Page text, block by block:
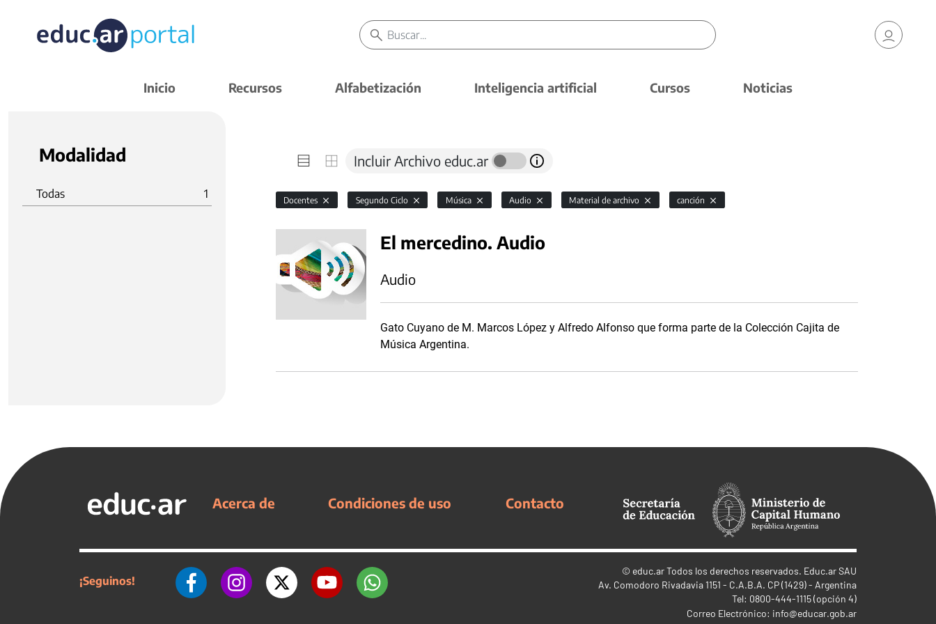
Inicio Recursos Alfabetización Inteligencia artificial Cursos Noticias
Modalidad
Todas 1
Incluir Archivo educ.ar
Docentes Segundo Ciclo Música Audio Material de archivo canción
El mercedino. Audio
Audio
Gato Cuyano de M. Marcos López y Alfredo Alfonso que forma parte de la Colección Cajita de
Música Argentina.
Acerca de Condiciones de uso Contacto
¡Seguinos!
© educ.arTodos los derechos reservados. Educ.ar SAU
Av. Comodoro Rivadavia 1151 - C.A.B.A. CP (1429) - Argentina
Tel: 0800-444-1115 (opción 4)
Correo Electrónico: info@educar.gob.ar